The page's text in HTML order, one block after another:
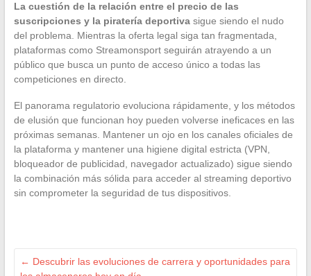
La cuestión de la relación entre el precio de las
suscripciones y la piratería deportivasigue siendo el nudo
del problema. Mientras la oferta legal siga tan fragmentada,
plataformas como Streamonsport seguirán atrayendo a un
público que busca un punto de acceso único a todas las
competiciones en directo.
El panorama regulatorio evoluciona rápidamente, y los métodos
de elusión que funcionan hoy pueden volverse ineficaces en las
próximas semanas. Mantener un ojo en los canales oficiales de
la plataforma y mantener una higiene digital estricta (VPN,
bloqueador de publicidad, navegador actualizado) sigue siendo
la combinación más sólida para acceder al streaming deportivo
sin comprometer la seguridad de tus dispositivos.
← Descubrir las evoluciones de carrera y oportunidades para